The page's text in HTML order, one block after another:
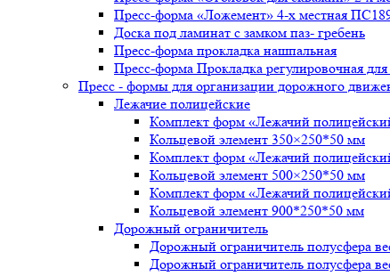
Пресс-форма «Ложемент» 4-х местная
Доска под ламинат с замком паз- гребень
Пресс-форма прокладка нашпальная
Пресс-форма Прокладка регулировочная для
Пресс - формы для организации дорожного
Лежачие полицейские
Комплект форм «Лежачий
Кольцевой элемент 350×250*50 мм
Комплект форм «Лежачий
Кольцевой элемент 500×250*50 мм
Комплект форм «Лежачий
Кольцевой элемент 900*250*50 мм
Дорожный ограничитель
Дорожный ограничитель полусфера
Дорожный ограничитель полусфера